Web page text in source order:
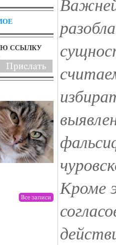
ССЫЛКУ
от drunktwi
Кроме